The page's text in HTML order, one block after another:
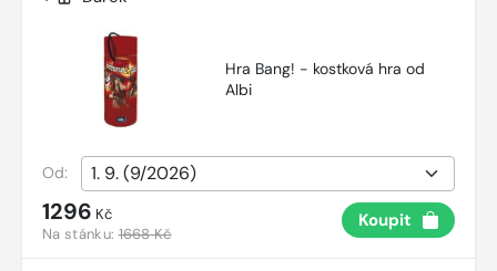
Hra Bang! - kostková hra od
Albi
Od:
1296 Kč
Na stánku:1668 Kč
Koupit